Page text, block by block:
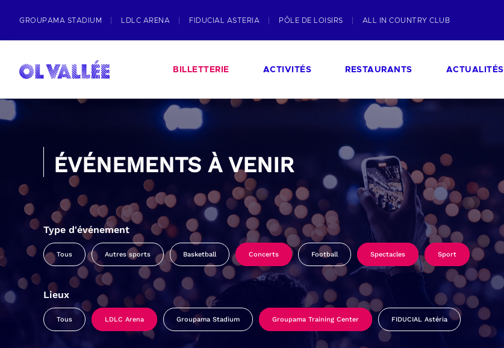
GROUPAMA STADIUM LDLC ARENA FIDUCIAL ASTERIA PÔLE DE LOISIRS ALL IN COUNTRY CLUB
BILLETTERIE ACTIVITÉS RESTAURANTS ACTUALITÉS
ÉVÉNEMENTS À VENIR
Type d'événement
Tous Autres sports Basketball Concerts Football Spectacles Sport
Lieux
Tous LDLC Arena Groupama Stadium Groupama Training Center FIDUCIAL Astéria